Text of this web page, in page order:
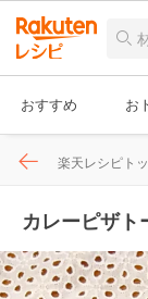
おすすめ お
楽天レシピト
カレーピザト